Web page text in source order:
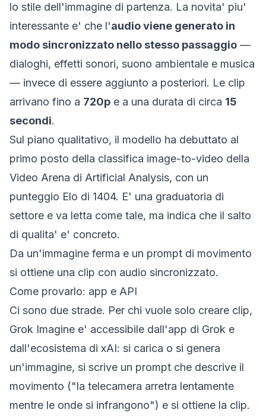
lo stile dell'immagine di partenza. La novita' piu'
interessante e' che l'audio viene generato in
modo sincronizzato nello stesso passaggio —
dialoghi, effetti sonori, suono ambientale e musica
— invece di essere aggiunto a posteriori. Le clip
arrivano fino a 720p e a una durata di circa 15
secondi.
Sul piano qualitativo, il modello ha debuttato al
primo posto della classifica image-to-video della
Video Arena di Artificial Analysis, con un
punteggio Elo di 1404. E' una graduatoria di
settore e va letta come tale, ma indica che il salto
di qualita' e' concreto.
Da un'immagine ferma e un prompt di movimento
si ottiene una clip con audio sincronizzato.
Come provarlo: app e API
Ci sono due strade. Per chi vuole solo creare clip,
Grok Imagine e' accessibile dall'app di Grok e
dall'ecosistema di xAI: si carica o si genera
un'immagine, si scrive un prompt che descrive il
movimento ("la telecamera arretra lentamente
mentre le onde si infrangono") e si ottiene la clip.